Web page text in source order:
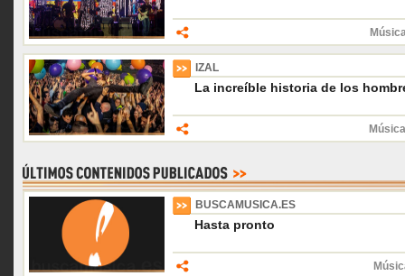
IZAL
La increíble historia de los
BUSCAMUSICA.ES
Hasta pronto